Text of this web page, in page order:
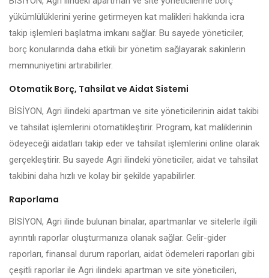
yükümlülüklerini yerine getirmeyen kat malikleri hakkında icra
takip işlemleri başlatma imkanı sağlar. Bu sayede yöneticiler,
borç konularında daha etkili bir yönetim sağlayarak sakinlerin
memnuniyetini artırabilirler.
Otomatik Borç, Tahsilat ve Aidat Sistemi
BİSİYON, Agri ilindeki apartman ve site yöneticilerinin aidat takibi
ve tahsilat işlemlerini otomatikleştirir. Program, kat maliklerinin
ödeyeceği aidatları takip eder ve tahsilat işlemlerini online olarak
gerçekleştirir. Bu sayede Agri ilindeki yöneticiler, aidat ve tahsilat
takibini daha hızlı ve kolay bir şekilde yapabilirler.
Raporlama
BİSİYON, Agri ilinde bulunan binalar, apartmanlar ve sitelerle ilgili
ayrıntılı raporlar oluşturmanıza olanak sağlar. Gelir-gider
raporları, finansal durum raporları, aidat ödemeleri raporları gibi
çeşitli raporlar ile Agri ilindeki apartman ve site yöneticileri,